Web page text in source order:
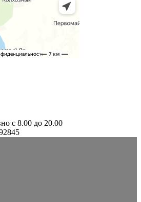
с 8.00 до 20.00